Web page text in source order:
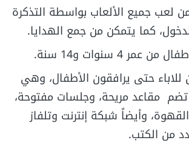
لعب جميع الألعاب بواسطة التذكرة
كما يتمكن من جمع الهدايا.
4 سنوات و14 سنة.
للاباء حتى يرافقون الأطفال، وهي
مقاعد مريحة، وجلسات مفتوحة،
وأيضاً شبكة إنترنت وتلفاز
من الكتب.